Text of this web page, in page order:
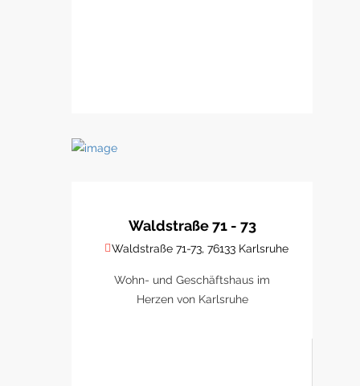
Waldstraße 71 - 73
Waldstraße 71-73, 76133 Karlsruhe
Wohn- und Geschäftshaus im
Herzen von Karlsruhe